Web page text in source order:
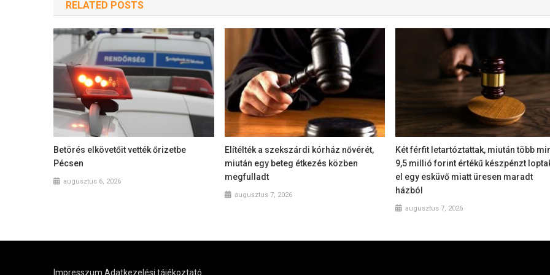
RELATED POSTS
Betörés elkövetőit vették őrizetbe
Pécsen
augusztus 6, 2026
Elítélték a szekszárdi kórház nővérét,
miután egy beteg étkezés közben
megfulladt
augusztus 7, 2026
Két férfit letartóztattak, miután több
9,5 millió forint értékű készpénzt
el egy esküvő miatt üresen maradt
házból
augusztus 7, 2026
Impresszum Adatkezelési tájékoztató